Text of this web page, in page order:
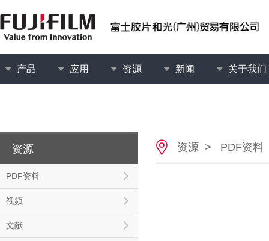
产品 应用 资源 新闻 关于我们
资源
PDF资料
视频
文献
资源 > PDF资料